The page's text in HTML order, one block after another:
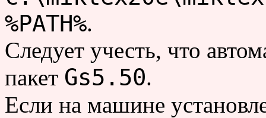
%PATH%.
Следует учесть, что
пакет Gs5.50.
Если на машине